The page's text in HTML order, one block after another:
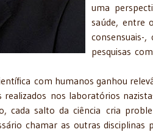
uma
saúde, entre
consensuais-
pesquisas
com humanos ganhou
nos laboratórios
cada salto da ciência cria
chamar as outras